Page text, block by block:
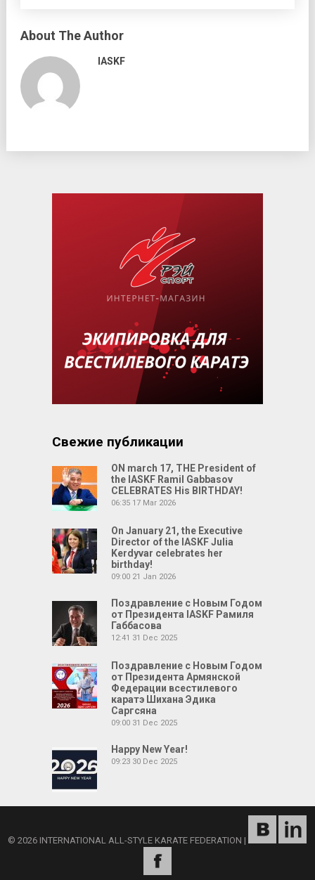
About The Author
IASKF
Свежие публикации
ON march 17, THE President of
the IASKF Ramil Gabbasov
CELEBRATES His BIRTHDAY!
06:35 17 Mar 2026
On January 21, the Executive
Director of the IASKF Julia
Kerdyvar celebrates her
birthday!
09:00 21 Jan 2026
Поздравление с Новым Годом
от Президента IASKF Рамиля
Габбасова
12:41 31 Dec 2025
Поздравление с Новым Годом
от Президента Армянской
Федерации всестилевого
каратэ Шихана Эдика
Саргсяна
09:00 31 Dec 2025
Happy New Year!
09:23 30 Dec 2025
© 2026 INTERNATIONAL ALL-STYLE KARATE FEDERATION |